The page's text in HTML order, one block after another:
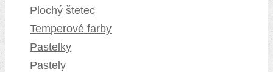
Plochý štetec
Temperové farby
Pastelky
Pastely